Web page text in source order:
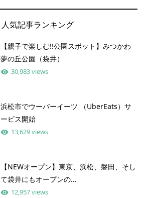
人気記事ランキング
【親子で楽しむ!!公園スポット】みつかわ
夢の丘公園（袋井）
30,983 views
浜松市でウーバーイーツ （UberEats）サ
ービス開始
13,629 views
【NEWオープン】東京、浜松、磐田、そし
て袋井にもオープンの...
12,957 views